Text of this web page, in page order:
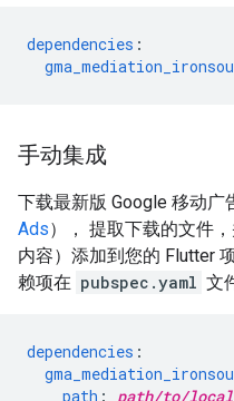
dependencies :
手动集成
下载最新版 Google 移动广
Ads）， 提取下载的文件
内容）添加到您的 Flutter
赖项在 pubspec.yaml 文
dependencies :
path : path/to/